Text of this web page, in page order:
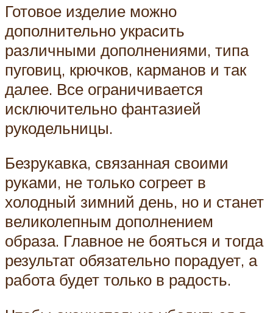
Готовое изделие можно
дополнительно украсить
различными дополнениями, типа
пуговиц, крючков, карманов и так
далее. Все ограничивается
исключительно фантазией
рукодельницы.
Безрукавка, связанная своими
руками, не только согреет в
холодный зимний день, но и станет
великолепным дополнением
образа. Главное не бояться и тогда
результат обязательно порадует, а
работа будет только в радость.